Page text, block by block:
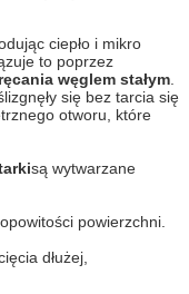
ciepło i mikro
to poprzez
węglem stałym
się bez tarcia się
otworu, które
są wytwarzane
powierzchni.
dłużej,